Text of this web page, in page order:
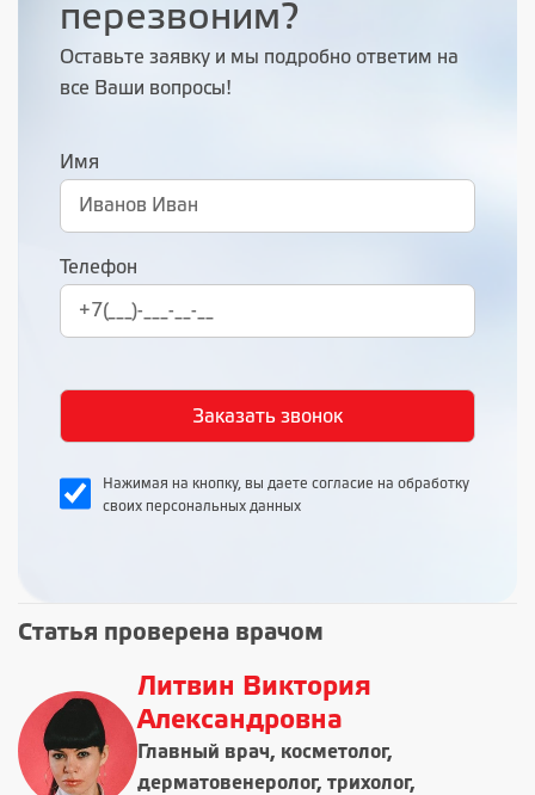
перезвоним?
Оставьте заявку и мы подробно ответим на
все Ваши вопросы!
Имя
Телефон
Нажимая на кнопку, вы даете согласие на обработку
своих персональных данных
Статья проверена врачом
Литвин Виктория
Александровна
Главный врач, косметолог,
дерматовенеролог, трихолог,